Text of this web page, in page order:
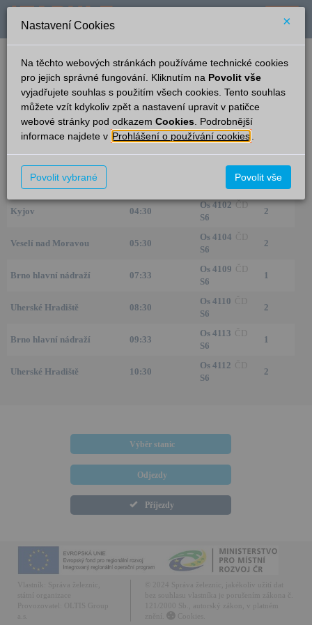
verze: 2.0.6 podpora: help-tabule@oltis.cz
English
Příjezdy
Bohuslavice u Kyjova
21:13
Ze směru Čas/Aktuální Vlak/Linka Kolej
Brno hlavní nádraží
ČD
1
Kyjov 04:30
Os 4102 ČD
S6
2
Veselí nad Moravou 05:30
Os 4104
S6
2
Brno hlavní nádraží 07:33
Os 4109 ČD
S6
1
Uherské Hradiště 08:30
Os 4110
S6
2
Brno hlavní nádraží 09:33
Os 4113 ČD
S6
1
Uherské Hradiště 10:30
Os 4112
S6
2
Výběr stanic
Odjezdy
Příjezdy
Vlastník:
Správa železnic,
OLTIS Group
© 2024 Správa železnic, jakékoliv užití dat
121/2000 Sb., autorský zákon, v platném
Nastavení Cookies ×
Na těchto webových stránkách používáme technické cookies
pro jejich správné fungování. Kliknutím na Povolit vše
vyjadřujete souhlas s použitím všech cookies. Tento souhlas
můžete vzít kdykoliv zpět a nastavení upravit v patičce
webové stránky pod odkazem Cookies . Podrobnější
informace najdete v Prohlášení o používání cookies
Povolit vybrané Povolit vše